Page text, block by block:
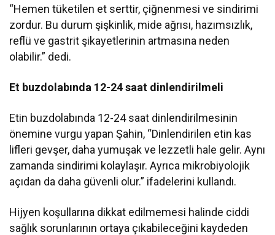
“Hemen tüketilen et serttir, çiğnenmesi ve sindirimi
zordur. Bu durum şişkinlik, mide ağrısı, hazımsızlık,
reflü ve gastrit şikayetlerinin artmasına neden
olabilir.” dedi.
Et buzdolabında 12-24 saat dinlendirilmeli
Etin buzdolabında 12-24 saat dinlendirilmesinin
önemine vurgu yapan Şahin, “Dinlendirilen etin kas
lifleri gevşer, daha yumuşak ve lezzetli hale gelir. Aynı
zamanda sindirimi kolaylaşır. Ayrıca mikrobiyolojik
açıdan da daha güvenli olur.” ifadelerini kullandı.
Hijyen koşullarına dikkat edilmemesi halinde ciddi
sağlık sorunlarının ortaya çıkabileceğini kaydeden